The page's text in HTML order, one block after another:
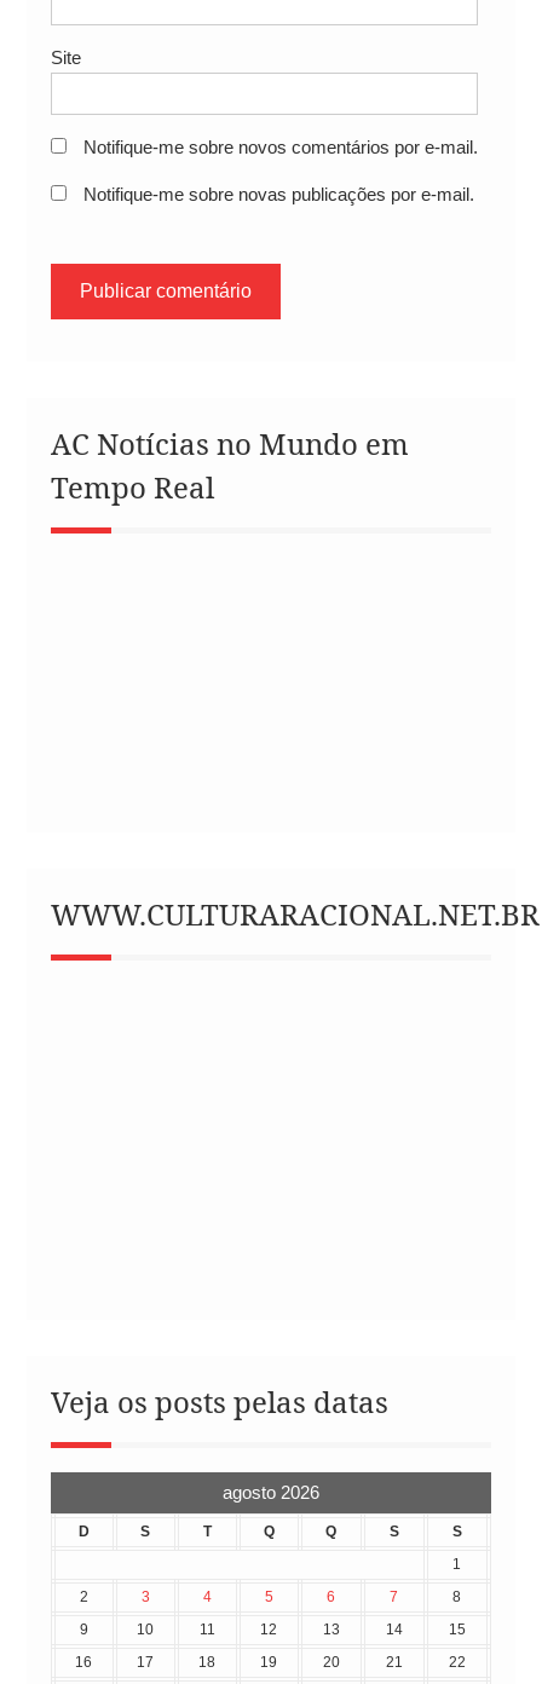
Site
Notifique-me sobre novos comentários por e-mail.
Notifique-me sobre novas publicações por e-mail.
AC Notícias no Mundo em
Tempo Real
WWW.CULTURARACIONAL.NET.BR
Veja os posts pelas datas
agosto 2026
D S T Q Q S
S
1
2
3 4 5 6 7
8
9
10 11 12 13 14
15
16
17 18 19 20 21
22